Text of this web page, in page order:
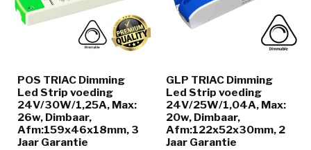
POS TRIAC Dimming
Led Strip voeding
24V/30W/1,25A, Max:
26w, Dimbaar,
Afm:159x46x18mm, 3
Jaar Garantie
GLP TRIAC Dimming
Led Strip voeding
24V/25W/1,04A, Max:
20w, Dimbaar,
Afm:122x52x30mm, 2
Jaar Garantie